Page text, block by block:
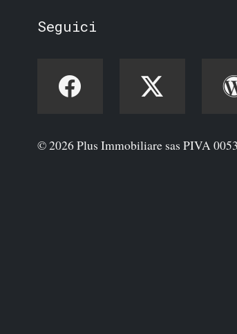
Seguici
© 2026 Plus Immobiliare sas PIVA